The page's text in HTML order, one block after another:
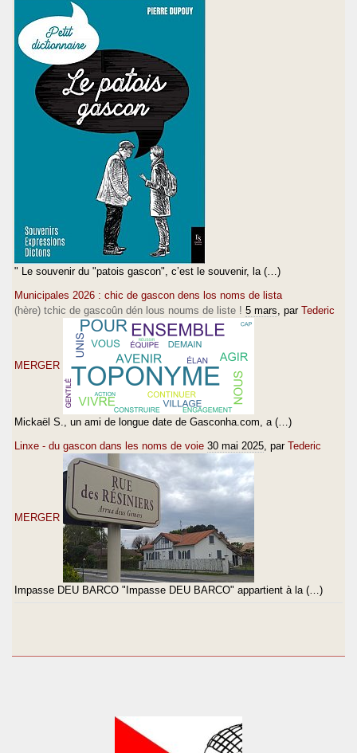
" Le souvenir du "patois gascon", c’est le souvenir, la (…)
Municipales 2026 : chic de gascon dens los noms de lista
(hère) tchic de gascoûn dén lous noums de liste ! 5 mars , par Tederic
MERGER
Mickaël S., un ami de longue date de Gasconha.com, a (…)
Linxe - du gascon dans les noms de voie 30 mai 2025 , par Tederic
MERGER
Impasse DEU BARCO "Impasse DEU BARCO" appartient à la (…)